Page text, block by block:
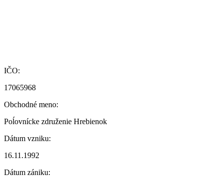
IČO:
17065968
Obchodné meno:
Poĺovnícke združenie Hrebienok
Dátum vzniku:
16.11.1992
Dátum zániku: